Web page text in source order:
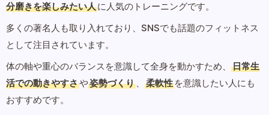
分磨きを楽しみたい人に人気のトレーニングです。
多くの著名人も取り入れており、SNSでも話題のフィットネス
として注目されています。
体の軸や重心のバランスを意識して全身を動かすため、
日常生
活での動きやすさや姿勢づくり 、 柔軟性 を意識したい人にも
おすすめです。